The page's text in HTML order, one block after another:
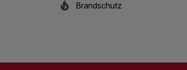
Brandschutz